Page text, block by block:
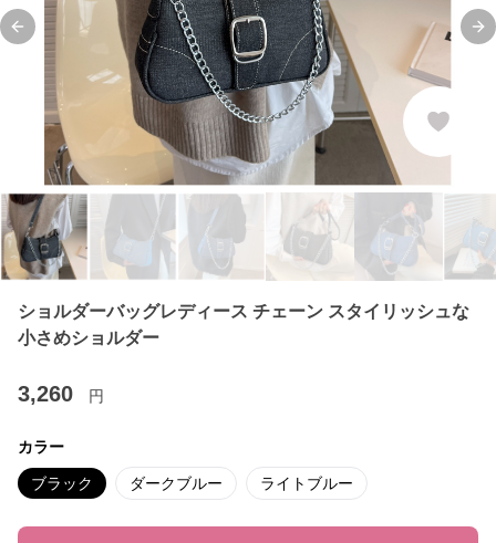
Previous slide
ショルダーバッグレディース チェーン スタイリッシュな
小さめショルダー
3,260 円
カラー
ブラック ダークブルー ライトブルー